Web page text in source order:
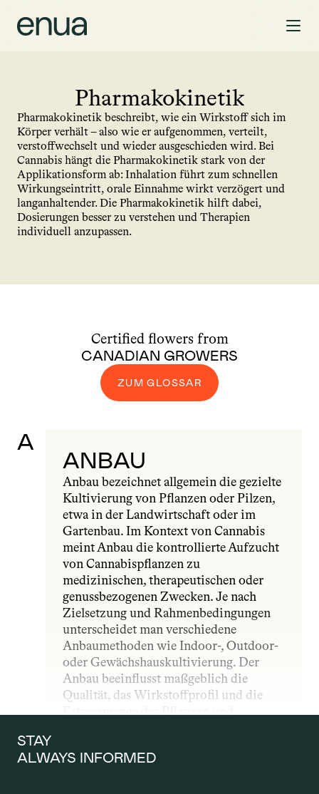
Pharmakokinetik
Pharmakokinetik beschreibt, wie ein Wirkstoff sich im
Körper verhält – also wie er aufgenommen, verteilt,
verstoffwechselt und wieder ausgeschieden wird. Bei
Cannabis hängt die Pharmakokinetik stark von der
Applikationsform ab: Inhalation führt zum schnellen
Wirkungseintritt, orale Einnahme wirkt verzögert und
langanhaltender. Die Pharmakokinetik hilft dabei,
Dosierungen besser zu verstehen und Therapien
individuell anzupassen.
Certified flowers from
CANADIAN GROWERS
ZUM GLOSSAR
A
ANBAU
Anbau bezeichnet allgemein die gezielte
Kultivierung von Pflanzen oder Pilzen,
etwa in der Landwirtschaft oder im
Gartenbau. Im Kontext von Cannabis
meint Anbau die kontrollierte Aufzucht
von Cannabispflanzen zu
medizinischen, therapeutischen oder
genussbezogenen Zwecken. Je nach
Zielsetzung und Rahmenbedingungen
unterscheidet man verschiedene
Anbaumethoden wie Indoor-, Outdoor-
oder Gewächshauskultivierung. Der
Anbau beeinflusst maßgeblich die
Qualität, das Wirkstoffprofil und die
Ertragsmenge der Pflanzen und
gesetzlichen und qualitativen Vorgaben.
STAY
ALWAYS INFORMED